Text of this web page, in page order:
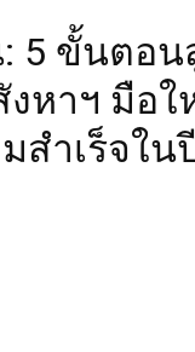
5 ขั้นตอน
หาฯ มือใ
สำเร็จใน